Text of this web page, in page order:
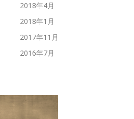
2018年4月
2018年1月
2017年11月
2016年7月